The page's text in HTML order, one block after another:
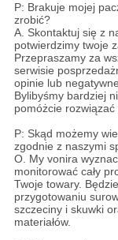
P: Brakuje mojej
zrobić?
A. Skontaktuj się z
potwierdzimy twoje
Przepraszamy za
serwisie
opinie lub
Bylibyśmy bardziej
pomóżcie rozwiązać
P: Skąd możemy
zgodnie z naszymi
O. My vonira
monitorować cały
Twoje towary.
przygotowaniu
szczeciny i skuwki
materiałów.